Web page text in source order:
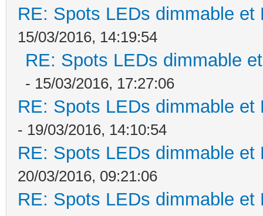
RE: Spots LEDs dimmable
15/03/2016, 14:19:54
RE: Spots LEDs dimmable
- 15/03/2016, 17:27:06
RE: Spots LEDs dimmable
- 19/03/2016, 14:10:54
RE: Spots LEDs dimmable
20/03/2016, 09:21:06
RE: Spots LEDs dimmable